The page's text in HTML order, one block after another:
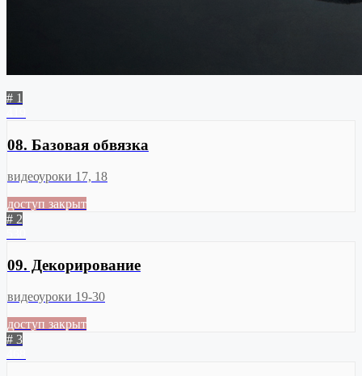
# 1
08. Базовая обвязка
видеоуроки 17, 18
доступ закрыт
# 2
09. Декорирование
видеоуроки 19-30
доступ закрыт
# 3